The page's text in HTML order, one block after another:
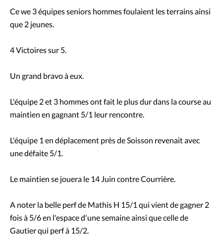
Ce we 3 équipes seniors hommes foulaient les terrains ainsi
que 2 jeunes.
4 Victoires sur 5.
Un grand bravo à eux.
L'équipe 2 et 3 hommes ont fait le plus dur dans la course au
maintien en gagnant 5/1 leur rencontre.
L'équipe 1 en déplacement près de Soisson revenait avec
une défaite 5/1.
Le maintien se jouera le 14 Juin contre Courrière.
A noter la belle perf de Mathis H 15/1 qui vient de gagner 2
fois à 5/6 en l'espace d'une semaine ainsi que celle de
Gautier qui perf à 15/2.